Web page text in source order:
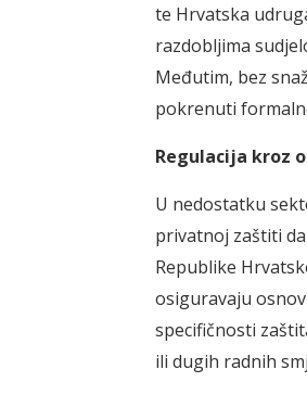
te Hrvatska
razdobljima
Međutim, bez
pokrenuti
Regulacija kroz
U nedostatku
privatnoj zaštiti
Republike
osiguravaju
specifičnosti
ili dugih radnih